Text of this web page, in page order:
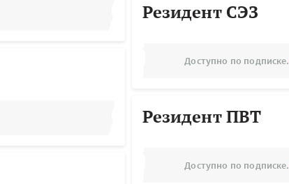
Резидент СЭЗ
Доступно по подписке.
Резидент ПВТ
Доступно по подписке.